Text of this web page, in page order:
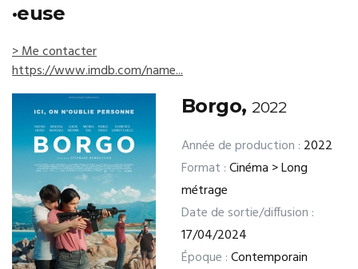
·euse
> Me contacter
https://www.imdb.com/name...
Borgo,2022
Année de production : 2022
Format :Cinéma > Long
métrage
Date de sortie/diffusion :
17/04/2024
Époque :Contemporain